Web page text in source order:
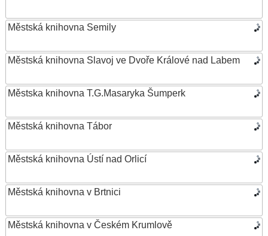
Městská knihovna Semily
Městská knihovna Slavoj ve Dvoře Králové nad Labem
Městska knihovna T.G.Masaryka Šumperk
Městská knihovna Tábor
Městská knihovna Ústí nad Orlicí
Městská knihovna v Brtnici
Městská knihovna v Českém Krumlově